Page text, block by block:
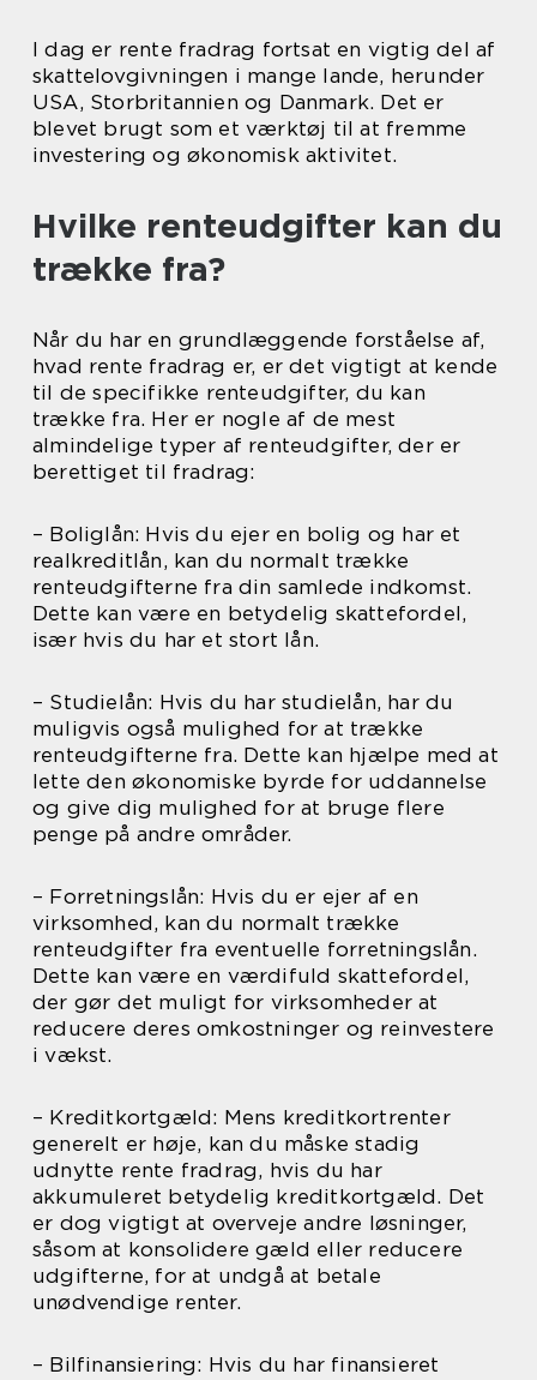
I dag er rente fradrag fortsat en vigtig del af
skattelovgivningen i mange lande, herunder
USA, Storbritannien og Danmark. Det er
blevet brugt som et værktøj til at fremme
investering og økonomisk aktivitet.
Hvilke renteudgifter kan du
trække fra?
Når du har en grundlæggende forståelse af,
hvad rente fradrag er, er det vigtigt at kende
til de specifikke renteudgifter, du kan
trække fra. Her er nogle af de mest
almindelige typer af renteudgifter, der er
berettiget til fradrag:
– Boliglån: Hvis du ejer en bolig og har et
realkreditlån, kan du normalt trække
renteudgifterne fra din samlede indkomst.
Dette kan være en betydelig skattefordel,
især hvis du har et stort lån.
– Studielån: Hvis du har studielån, har du
muligvis også mulighed for at trække
renteudgifterne fra. Dette kan hjælpe med at
lette den økonomiske byrde for uddannelse
og give dig mulighed for at bruge flere
penge på andre områder.
– Forretningslån: Hvis du er ejer af en
virksomhed, kan du normalt trække
renteudgifter fra eventuelle forretningslån.
Dette kan være en værdifuld skattefordel,
der gør det muligt for virksomheder at
reducere deres omkostninger og reinvestere
i vækst.
– Kreditkortgæld: Mens kreditkortrenter
generelt er høje, kan du måske stadig
udnytte rente fradrag, hvis du har
akkumuleret betydelig kreditkortgæld. Det
er dog vigtigt at overveje andre løsninger,
såsom at konsolidere gæld eller reducere
udgifterne, for at undgå at betale
unødvendige renter.
– Bilfinansiering: Hvis du har finansieret